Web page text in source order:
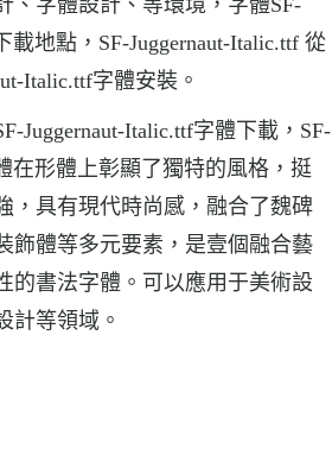
載地點，SF-Juggernaut-Italic.ttf 從
Italic.ttf字體安裝。
Juggernaut-Italic.ttf字體下載，SF-
在形體上彰顯了獨特的風格，挺
，具有現代時尚感，融合了魏碑
飾體等多元要素，是壹個融合藝
的書法字體。可以應用于美術設
計等領域。